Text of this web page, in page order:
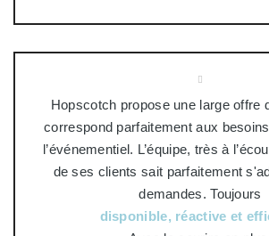
Hopscotch propose une large offre
correspond parfaitement aux
l’événementiel. L’équipe, très à
de ses clients sait parfaitement
demandes. Toujours
disponible, réactive et